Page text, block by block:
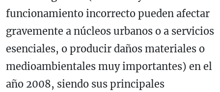
funcionamiento incorrecto pueden afectar
gravemente a núcleos urbanos o a servicios
esenciales, o producir daños materiales o
medioambientales muy importantes) en el
año 2008, siendo sus principales